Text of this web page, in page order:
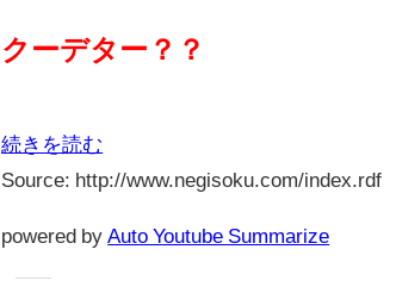
クーデター？？
続きを読む
Source: http://www.negisoku.com/index.rdf
powered by Auto Youtube Summarize